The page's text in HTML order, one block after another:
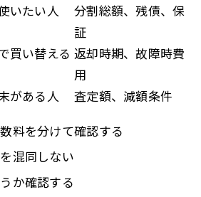
いたい人
分割総額、残債、保
証
買い替える 返却時期、故障時費
用
がある人
査定額、減額条件
料を分けて確認する
混同しない
か確認する